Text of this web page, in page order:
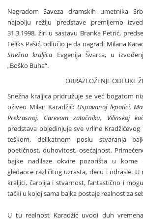
Nagradom Saveza dramskih umetnika
najbolju režiju predstave premijerno
31.3.1998, žiri u sastavu Branka Petrić,
Feliks Pašić, odlučio je da nagradi Milana
Snežna kraljica Evgenija Švarca, u
„Boško Buha“.
OBRAZLOŽENJE ODLUKE
Snežna kraljica pridružuje se već bogatom
oživeo Milan Karadžić: Uspavanoj lepotici,
Prekrasnoj, Carevom zatočniku, Vilinskoj
predstava objedinjuje sve vrline
teškom, delikatnom poslu stvaranja
poetičnost, duhovitost, osećajnost.
bajke nadilaze okvire pozorišta u kome
gledaoce različitog uzrasta, decu i odrasle.
kraljici, čarolija i stvarnost, fantastično i
tački u kojoj sama bajka postaje realnost za
U tu realnost Karadžić uvodi duh